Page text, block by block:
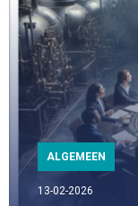
ALGEMEEN
13-02-2026